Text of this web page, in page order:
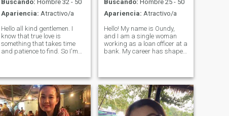
Buscando: Hombre 32 - 50
Apariencia: Atractivo/a
Hello all kind gentlemen. I
know that true love is
something that takes time
and patience to find. So I'm
love is something that takes
time and patience to find. So I
Buscando: Hombre 25 - 50
Apariencia: Atractivo/a
Hello! My name is Oundy,
and I am a single woman
working as a loan officer at a
bank. My career has shaped
personal growth and
meaningful relationships. I
enjoy unleashin